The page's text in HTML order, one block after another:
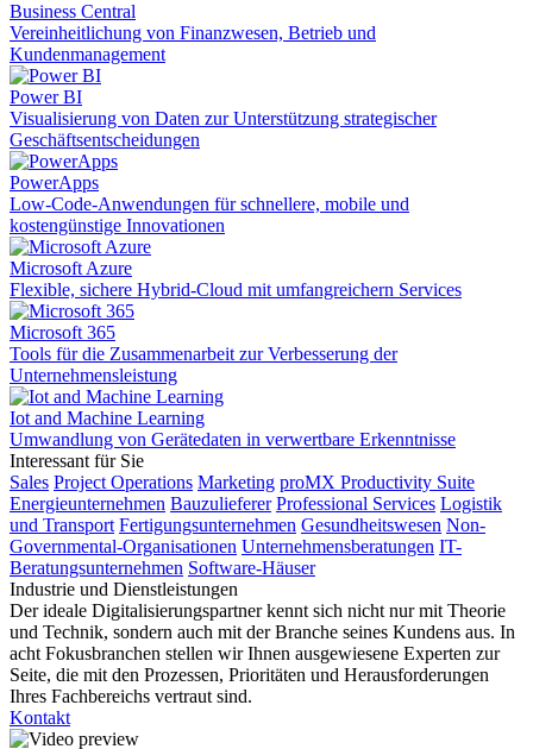
Business Central
Vereinheitlichung von Finanzwesen, Betrieb und
Kundenmanagement
Power BI
Visualisierung von Daten zur Unterstützung strategischer
Geschäftsentscheidungen
PowerApps
Low-Code-Anwendungen für schnellere, mobile und
kostengünstige Innovationen
Microsoft Azure
Flexible, sichere Hybrid-Cloud mit umfangreichern Services
Microsoft 365
Tools für die Zusammenarbeit zur Verbesserung der
Unternehmensleistung
Iot and Machine Learning
Umwandlung von Gerätedaten in verwertbare Erkenntnisse
Interessant für Sie
Sales Project Operations Marketing proMX Productivity Suite
Energieunternehmen Bauzulieferer Professional Services Logistik
und Transport Fertigungsunternehmen Gesundheitswesen Non-
Governmental-Organisationen Unternehmensberatungen IT-
Beratungsunternehmen Software-Häuser
Industrie und Dienstleistungen
Der ideale Digitalisierungspartner kennt sich nicht nur mit Theorie
und Technik, sondern auch mit der Branche seines Kundens aus. In
acht Fokusbranchen stellen wir Ihnen ausgewiesene Experten zur
Seite, die mit den Prozessen, Prioritäten und Herausforderungen
Ihres Fachbereichs vertraut sind.
Kontakt